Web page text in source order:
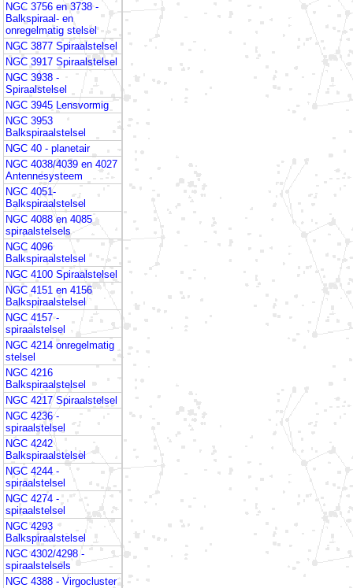
NGC 3756 en 3738 -
Balkspiraal- en
onregelmatig stelsel
NGC 3877 Spiraalstelsel
NGC 3917 Spiraalstelsel
NGC 3938 -
Spiraalstelsel
NGC 3945 Lensvormig
NGC 3953
Balkspiraalstelsel
NGC 40 - planetair
NGC 4038/4039 en 4027
Antennesysteem
NGC 4051-
Balkspiraalstelsel
NGC 4088 en 4085
spiraalstelsels
NGC 4096
Balkspiraalstelsel
NGC 4100 Spiraalstelsel
NGC 4151 en 4156
Balkspiraalstelsel
NGC 4157 -
spiraalstelsel
NGC 4214 onregelmatig
stelsel
NGC 4216
Balkspiraalstelsel
NGC 4217 Spiraalstelsel
NGC 4236 -
spiraalstelsel
NGC 4242
Balkspiraalstelsel
NGC 4244 -
spiraalstelsel
NGC 4274 -
spiraalstelsel
NGC 4293
Balkspiraalstelsel
NGC 4302/4298 -
spiraalstelsels
NGC 4388 - Virgocluster